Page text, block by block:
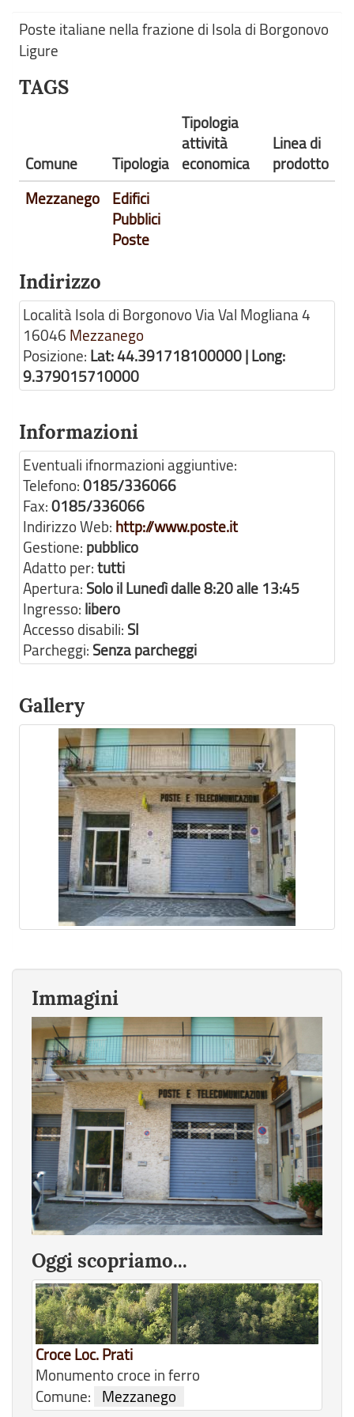
Poste italiane nella frazione di Isola di Borgonovo
Ligure
TAGS
Comune Tipologia
Tipologia
attività
economica
Linea di
prodotto
Mezzanego
Edifici
Pubblici
Poste
Indirizzo
Località Isola di Borgonovo Via Val Mogliana 4
16046 Mezzanego
Posizione: Lat: 44.391718100000 | Long:
9.379015710000
Informazioni
Eventuali ifnormazioni aggiuntive:
Telefono:0185/336066
Fax:0185/336066
Indirizzo Web: http://www.poste.it
Gestione: pubblico
Adatto per:tutti
Apertura: Solo il Lunedì dalle 8:20 alle 13:45
Ingresso: libero
Accesso disabili: SI
Parcheggi: Senza parcheggi
Gallery
Immagini
Oggi scopriamo...
Croce Loc. Prati
Monumento croce in ferro
Comune:
Mezzanego